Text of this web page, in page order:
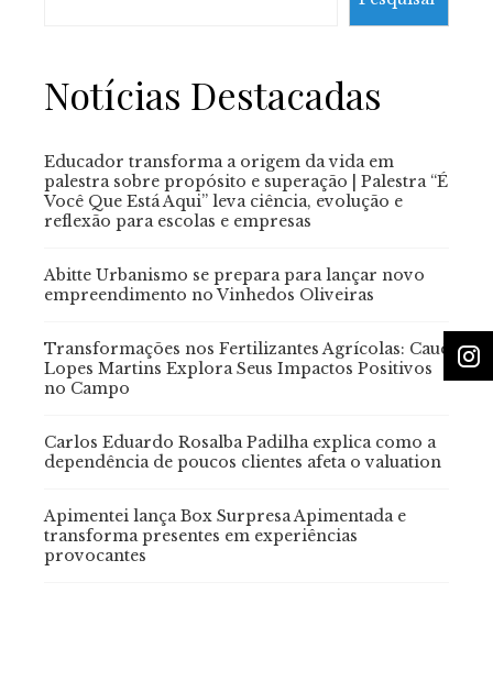
Notícias Destacadas
Educador transforma a origem da vida em
palestra sobre propósito e superação | Palestra “É
Você Que Está Aqui” leva ciência, evolução e
reflexão para escolas e empresas
Abitte Urbanismo se prepara para lançar novo
empreendimento no Vinhedos Oliveiras
Transformações nos Fertilizantes Agrícolas: Cauê
Lopes Martins Explora Seus Impactos Positivos
no Campo
Carlos Eduardo Rosalba Padilha explica como a
dependência de poucos clientes afeta o valuation
Apimentei lança Box Surpresa Apimentada e
transforma presentes em experiências
provocantes